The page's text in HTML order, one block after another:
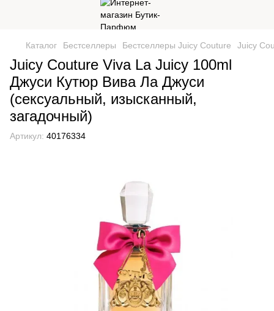
Каталог Бестселлеры Бестселлеры Juicy Couture Juicy
Juicy Couture Viva La Juicy 100ml
Джуси Кутюр Вива Ла Джуси
(сексуальный, изысканный,
загадочный)
Артикул: 40176334